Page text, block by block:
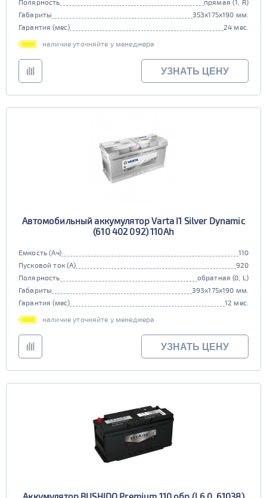
Полярность
прямая (1, R)
Габариты
353x175x190 мм.
Гарантия (мес)
24 мес.
наличие уточняйте у менеджера
УЗНАТЬ ЦЕНУ
Автомобильный аккумулятор Varta I1 Silver Dynamic
(610 402 092) 110Ah
Емкость (Ач)
110
Пусковой ток (А)
920
Полярность
обратная (0, L)
Габариты
393x175x190 мм.
Гарантия (мес)
12 мес.
наличие уточняйте у менеджера
УЗНАТЬ ЦЕНУ